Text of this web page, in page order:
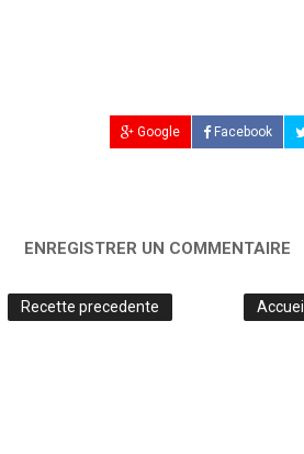
Google Facebook
ENREGISTRER UN COMMENTAIRE
Recette precedente Accueil